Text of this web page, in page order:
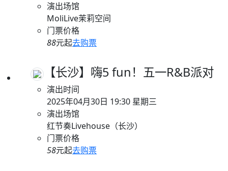
演出场馆
MoliLive茉莉空间
门票价格
88元起去购票
【长沙】嗨5 fun！五一R&B派对
演出时间
2025年04月30日 19:30 星期三
演出场馆
红节奏Livehouse（长沙）
门票价格
58元起去购票